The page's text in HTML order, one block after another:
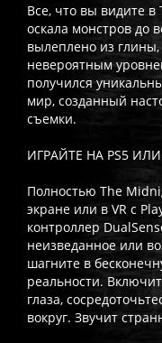
Все, что вы видите
оскала монстров до
вылеплено из
невероятным
получился
мир, созданный
съемки.
ИГРАЙТЕ НА PS5 ИЛИ
Полностью The
экране или в VR с
контроллер
неизведанное или
шагните в
реальности.
глаза,
вокруг. Звучит